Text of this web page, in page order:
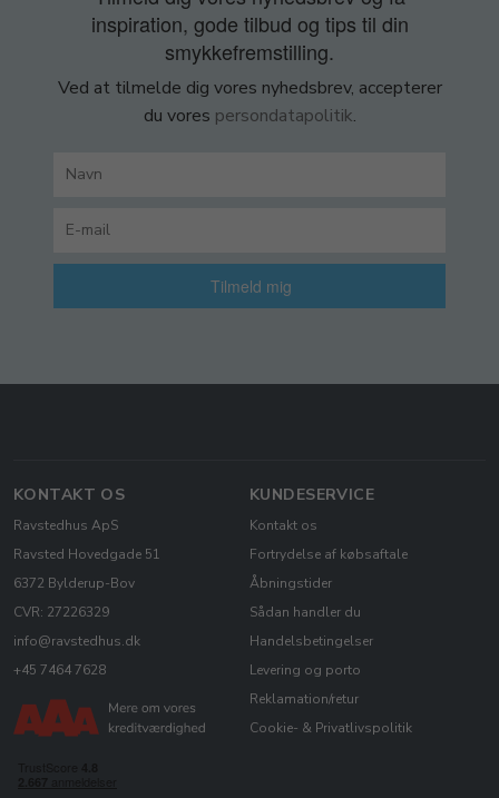
inspiration, gode tilbud og tips til din
smykkefremstilling.
Ved at tilmelde dig vores nyhedsbrev, accepterer
du vores persondatapolitik.
Tilmeld mig
KONTAKT OS
Ravstedhus ApS
Ravsted Hovedgade 51
6372 Bylderup-Bov
CVR: 27226329
info@ravstedhus.dk
+45 7464 7628
KUNDESERVICE
Kontakt os
Fortrydelse af købsaftale
Åbningstider
Sådan handler du
Handelsbetingelser
Levering og porto
Reklamation/retur
Cookie- & Privatlivspolitik